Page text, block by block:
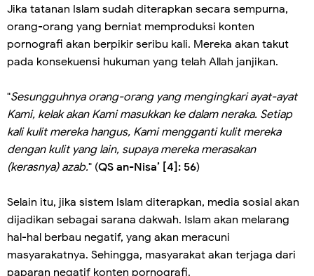
Jika tatanan Islam sudah diterapkan secara sempurna,
orang-orang yang berniat memproduksi konten
pornografi akan berpikir seribu kali. Mereka akan takut
pada konsekuensi hukuman yang telah Allah janjikan.
"Sesungguhnya orang-orang yang mengingkari ayat-ayat
Kami, kelak akan Kami masukkan ke dalam neraka. Setiap
kali kulit mereka hangus, Kami mengganti kulit mereka
dengan kulit yang lain, supaya mereka merasakan
(kerasnya) azab." (QS an-Nisa’ [4]: 56)
Selain itu, jika sistem Islam diterapkan, media sosial akan
dijadikan sebagai sarana dakwah. Islam akan melarang
hal-hal berbau negatif, yang akan meracuni
masyarakatnya. Sehingga, masyarakat akan terjaga dari
paparan negatif konten pornografi.